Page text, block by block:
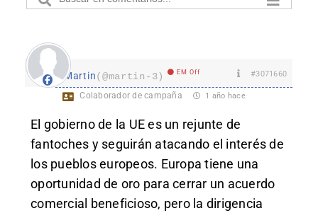
Martin(@martin-3) EM Off #3071660
Colaborador de campaña 1 año hace
El gobierno de la UE es un rejunte de
fantoches y seguirán atacando el interés de
los pueblos europeos. Europa tiene una
oportunidad de oro para cerrar un acuerdo
comercial beneficioso, pero la dirigencia